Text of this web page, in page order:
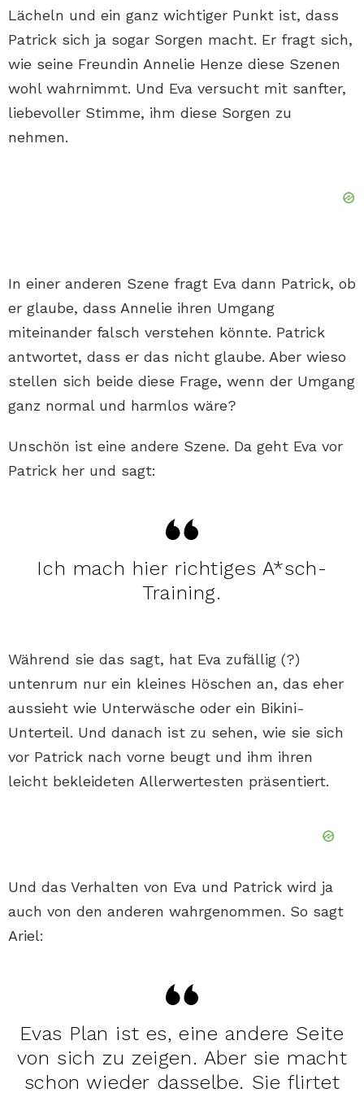
Lächeln und ein ganz wichtiger Punkt ist, dass
Patrick sich ja sogar Sorgen macht. Er fragt sich,
wie seine Freundin Annelie Henze diese Szenen
wohl wahrnimmt. Und Eva versucht mit sanfter,
liebevoller Stimme, ihm diese Sorgen zu
nehmen.
In einer anderen Szene fragt Eva dann Patrick, ob
er glaube, dass Annelie ihren Umgang
miteinander falsch verstehen könnte. Patrick
antwortet, dass er das nicht glaube. Aber wieso
stellen sich beide diese Frage, wenn der Umgang
ganz normal und harmlos wäre?
Unschön ist eine andere Szene. Da geht Eva vor
Patrick her und sagt:
Ich mach hier richtiges A*sch-
Training.
Während sie das sagt, hat Eva zufällig (?)
untenrum nur ein kleines Höschen an, das eher
aussieht wie Unterwäsche oder ein Bikini-
Unterteil. Und danach ist zu sehen, wie sie sich
vor Patrick nach vorne beugt und ihm ihren
leicht bekleideten Allerwertesten präsentiert.
Und das Verhalten von Eva und Patrick wird ja
auch von den anderen wahrgenommen. So sagt
Ariel:
Evas Plan ist es, eine andere Seite
von sich zu zeigen. Aber sie macht
schon wieder dasselbe. Sie flirtet